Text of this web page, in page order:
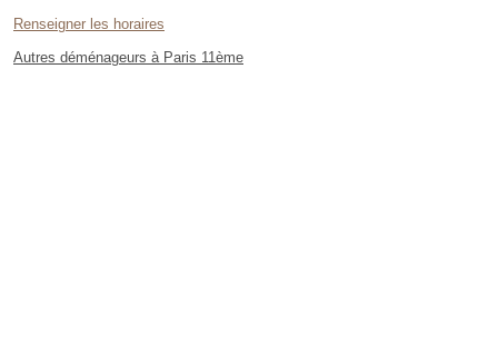
Renseigner les horaires
Autres déménageurs à Paris 11ème